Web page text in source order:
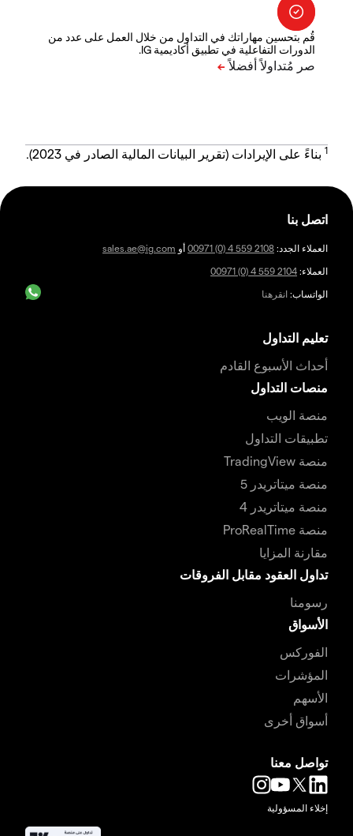
قُم بتحسين مهاراتك في التداول من خلال العمل على عدد من
الدورات التفاعلية في تطبيق أكاديمية IG.
1 بناءً على الإيرادات (تقرير البيانات المالية الصادر في 2023).
اتصل بنا
العملاء الجدد: 00971 (0) 4 559 2108 أو sales.ae@ig.com
العملاء: 00971 (0) 4 559 2104
الواتساب: انقرهنا
تعليم التداول
أحداث الأسبوع القادم
منصات التداول
منصة الويب
تطبيقات التداول
منصة TradingView
منصة ميتاتريدر 5
منصة ميتاتريدر 4
منصة ProRealTime
مقارنة المزايا
تداول العقود مقابل الفروقات
رسومنا
الأسواق
الفوركس
المؤشرات
الأسهم
أسواق أخرى
تواصل معنا
إخلاء المسؤولية